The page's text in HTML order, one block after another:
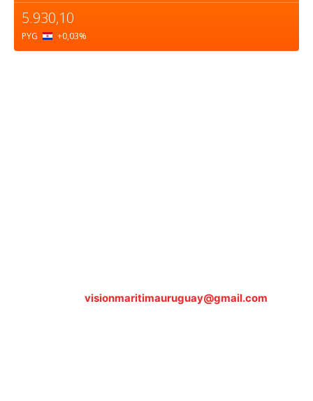
5.930,10
PYG +0,03%
visionmaritimauruguay@gmail.com